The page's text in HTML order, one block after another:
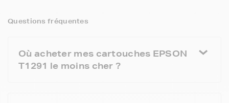
Questions fréquentes
Où acheter mes cartouches EPSON
T1291 le moins cher ?